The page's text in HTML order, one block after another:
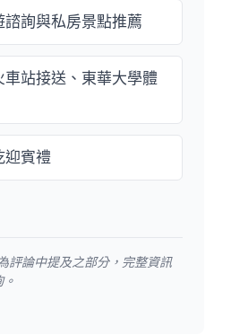
諮詢與私房景點推薦
車站接送、東華大學體
迎賓禮
評論中提及之部分，完整資訊